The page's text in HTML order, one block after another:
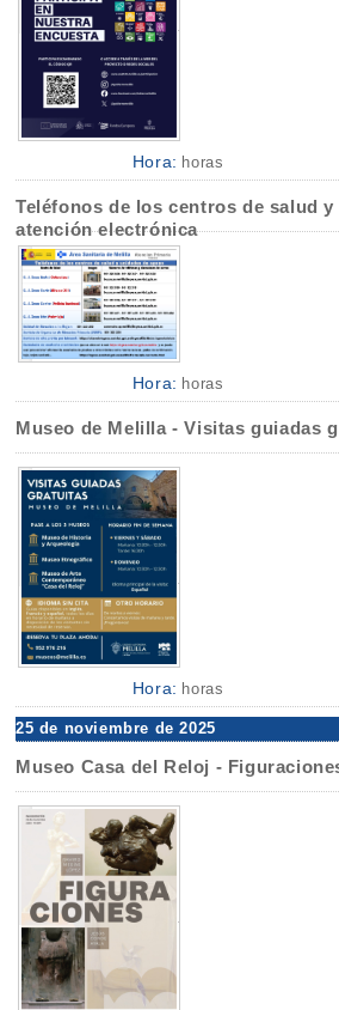
Hora: horas
Teléfonos de los centros de salud
atención electrónica
Hora: horas
Museo de Melilla - Visitas guiadas
Hora: horas
25 de noviembre de 2025
Museo Casa del Reloj -